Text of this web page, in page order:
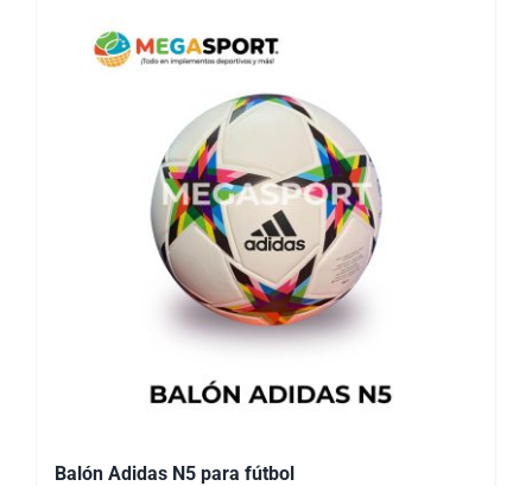
Balón Adidas N5 para fútbol